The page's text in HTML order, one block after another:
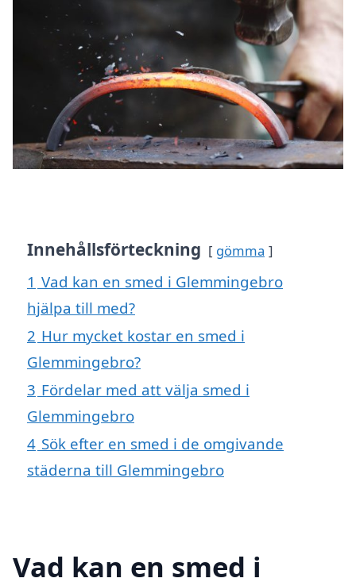
Innehållsförteckning gömma
1 Vad kan en smed i Glemmingebro
hjälpa till med?
2 Hur mycket kostar en smed i
Glemmingebro?
3 Fördelar med att välja smed i
Glemmingebro
4 Sök efter en smed i de omgivande
städerna till Glemmingebro
Vad kan en smed i